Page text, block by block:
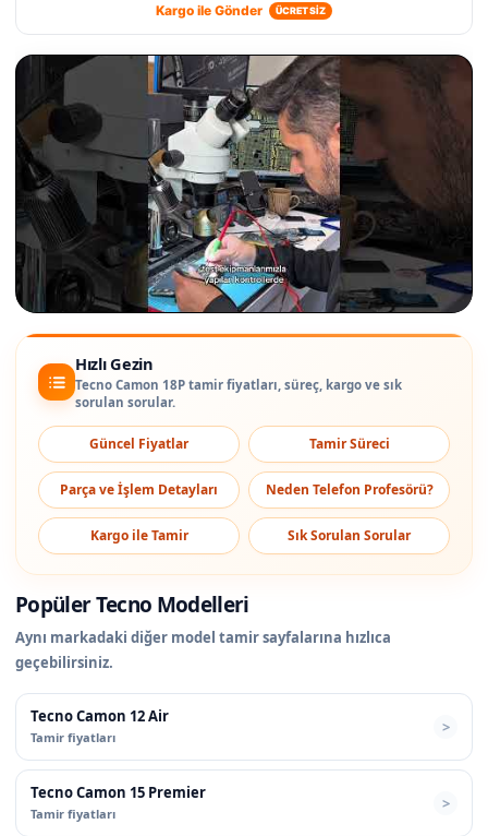
Kargo ile Gönder ÜCRETSİZ
Hızlı Gezin
Tecno Camon 18P tamir fiyatları, süreç, kargo ve sık
sorulan sorular.
Güncel Fiyatlar Tamir Süreci
Parça ve İşlem Detayları Neden Telefon Profesörü?
Kargo ile Tamir Sık Sorulan Sorular
Popüler Tecno Modelleri
Aynı markadaki diğer model tamir sayfalarına hızlıca
geçebilirsiniz.
Tecno Camon 12 Air
Tamir fiyatları
Tecno Camon 15 Premier
Tamir fiyatları